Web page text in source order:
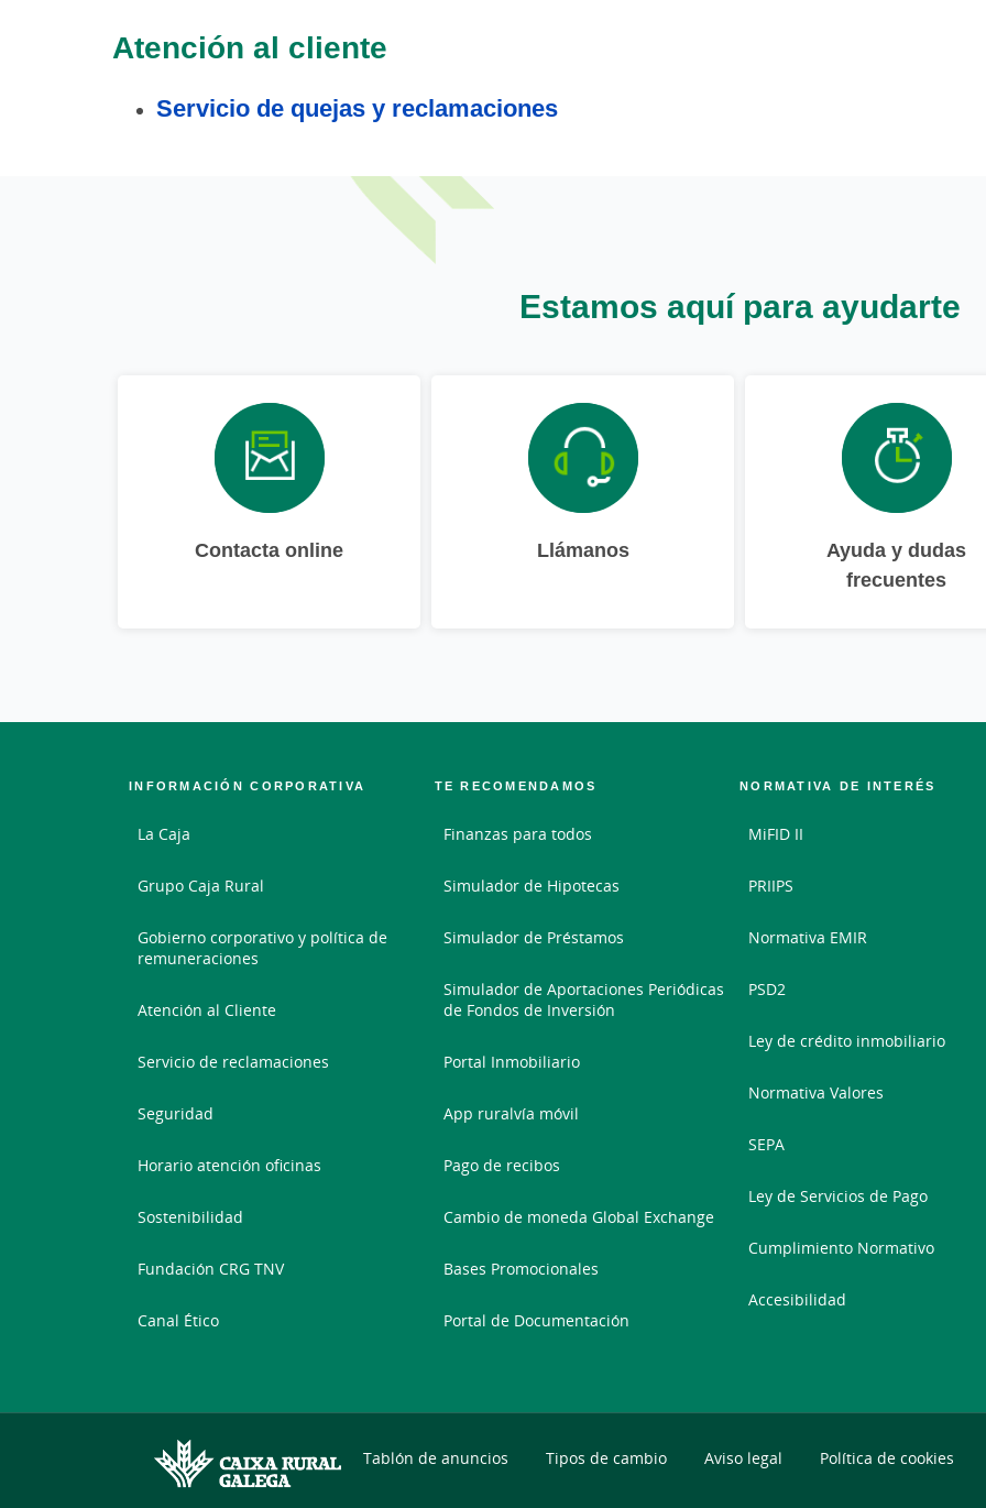
Atención al cliente
Servicio de quejas y reclamaciones
Estamos aquí para ayudarte
Contacta online Llámanos
Ayuda y dudas
frecuentes
INFORMACIÓN CORPORATIVA
La Caja
Grupo Caja Rural
Gobierno corporativo y política de
remuneraciones
Atención al Cliente
Servicio de reclamaciones
Seguridad
Horario atención oficinas
Sostenibilidad
Fundación CRG TNV
Canal Ético
TE RECOMENDAMOS
Finanzas para todos
Simulador de Hipotecas
Simulador de Préstamos
Simulador de Aportaciones Periódicas
de Fondos de Inversión
Portal Inmobiliario
App ruralvía móvil
Pago de recibos
Cambio de moneda Global Exchange
Bases Promocionales
Portal de Documentación
NORMATIVA DE INTERÉS
MiFID II
PRIIPS
Normativa EMIR
PSD2
Ley de crédito inmobiliario
Normativa Valores
SEPA
Ley de Servicios de Pago
Cumplimiento Normativo
Accesibilidad
Tablón de anuncios Tipos de cambio Aviso legal Política de cookies